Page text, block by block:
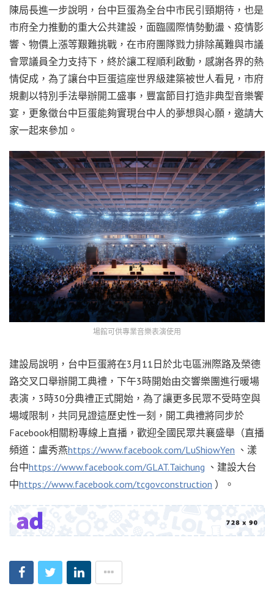
陳局長進一步說明，台中巨蛋為全台中市民引頸期待，也是
市府全力推動的重大公共建設，面臨國際情勢動盪、疫情影
響、物價上漲等艱難挑戰，在市府團隊戮力排除萬難與市議
會眾議員全力支持下，終於讓工程順利啟動，感謝各界的熱
情促成，為了讓台中巨蛋這座世界級建築被世人看見，市府
規劃以特別手法舉辦開工盛事，豐富節目打造非典型音樂饗
宴，更象徵台中巨蛋能夠實現台中人的夢想與心願，邀請大
家一起來參加。
場館可供專業音樂表演使用
建設局說明，台中巨蛋將在3月11日於北屯區洲際路及榮德
路交叉口舉辦開工典禮，下午3時開始由交響樂團進行暖場
表演，3時30分典禮正式開始，為了讓更多民眾不受時空與
場域限制，共同見證這歷史性一刻，開工典禮將同步於
Facebook相關粉專線上直播，歡迎全國民眾共襄盛舉（直播
頻道：盧秀燕https://www.facebook.com/LuShiowYen 、漾
台中https://www.facebook.com/GLAT.Taichung 、建設大台
中https://www.facebook.com/tcgovconstruction ）。